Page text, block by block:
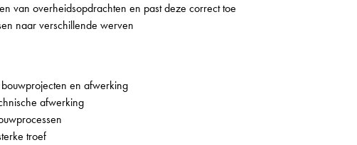
overheidsopdrachten en past deze correct toe
naar verschillende werven
en afwerking
afwerking
troef